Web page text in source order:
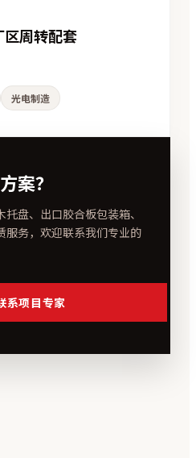
周转配套
光电制造
案？
盘、出口胶合板包装箱、
服务，欢迎联系我们专业的
系项目专家